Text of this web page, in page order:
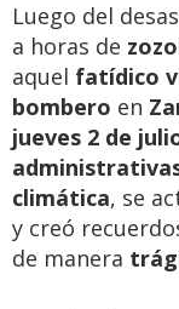
Luego del
a horas de
aquel fatídico
bombero en
jueves 2 de
climática, se
y creó
de manera